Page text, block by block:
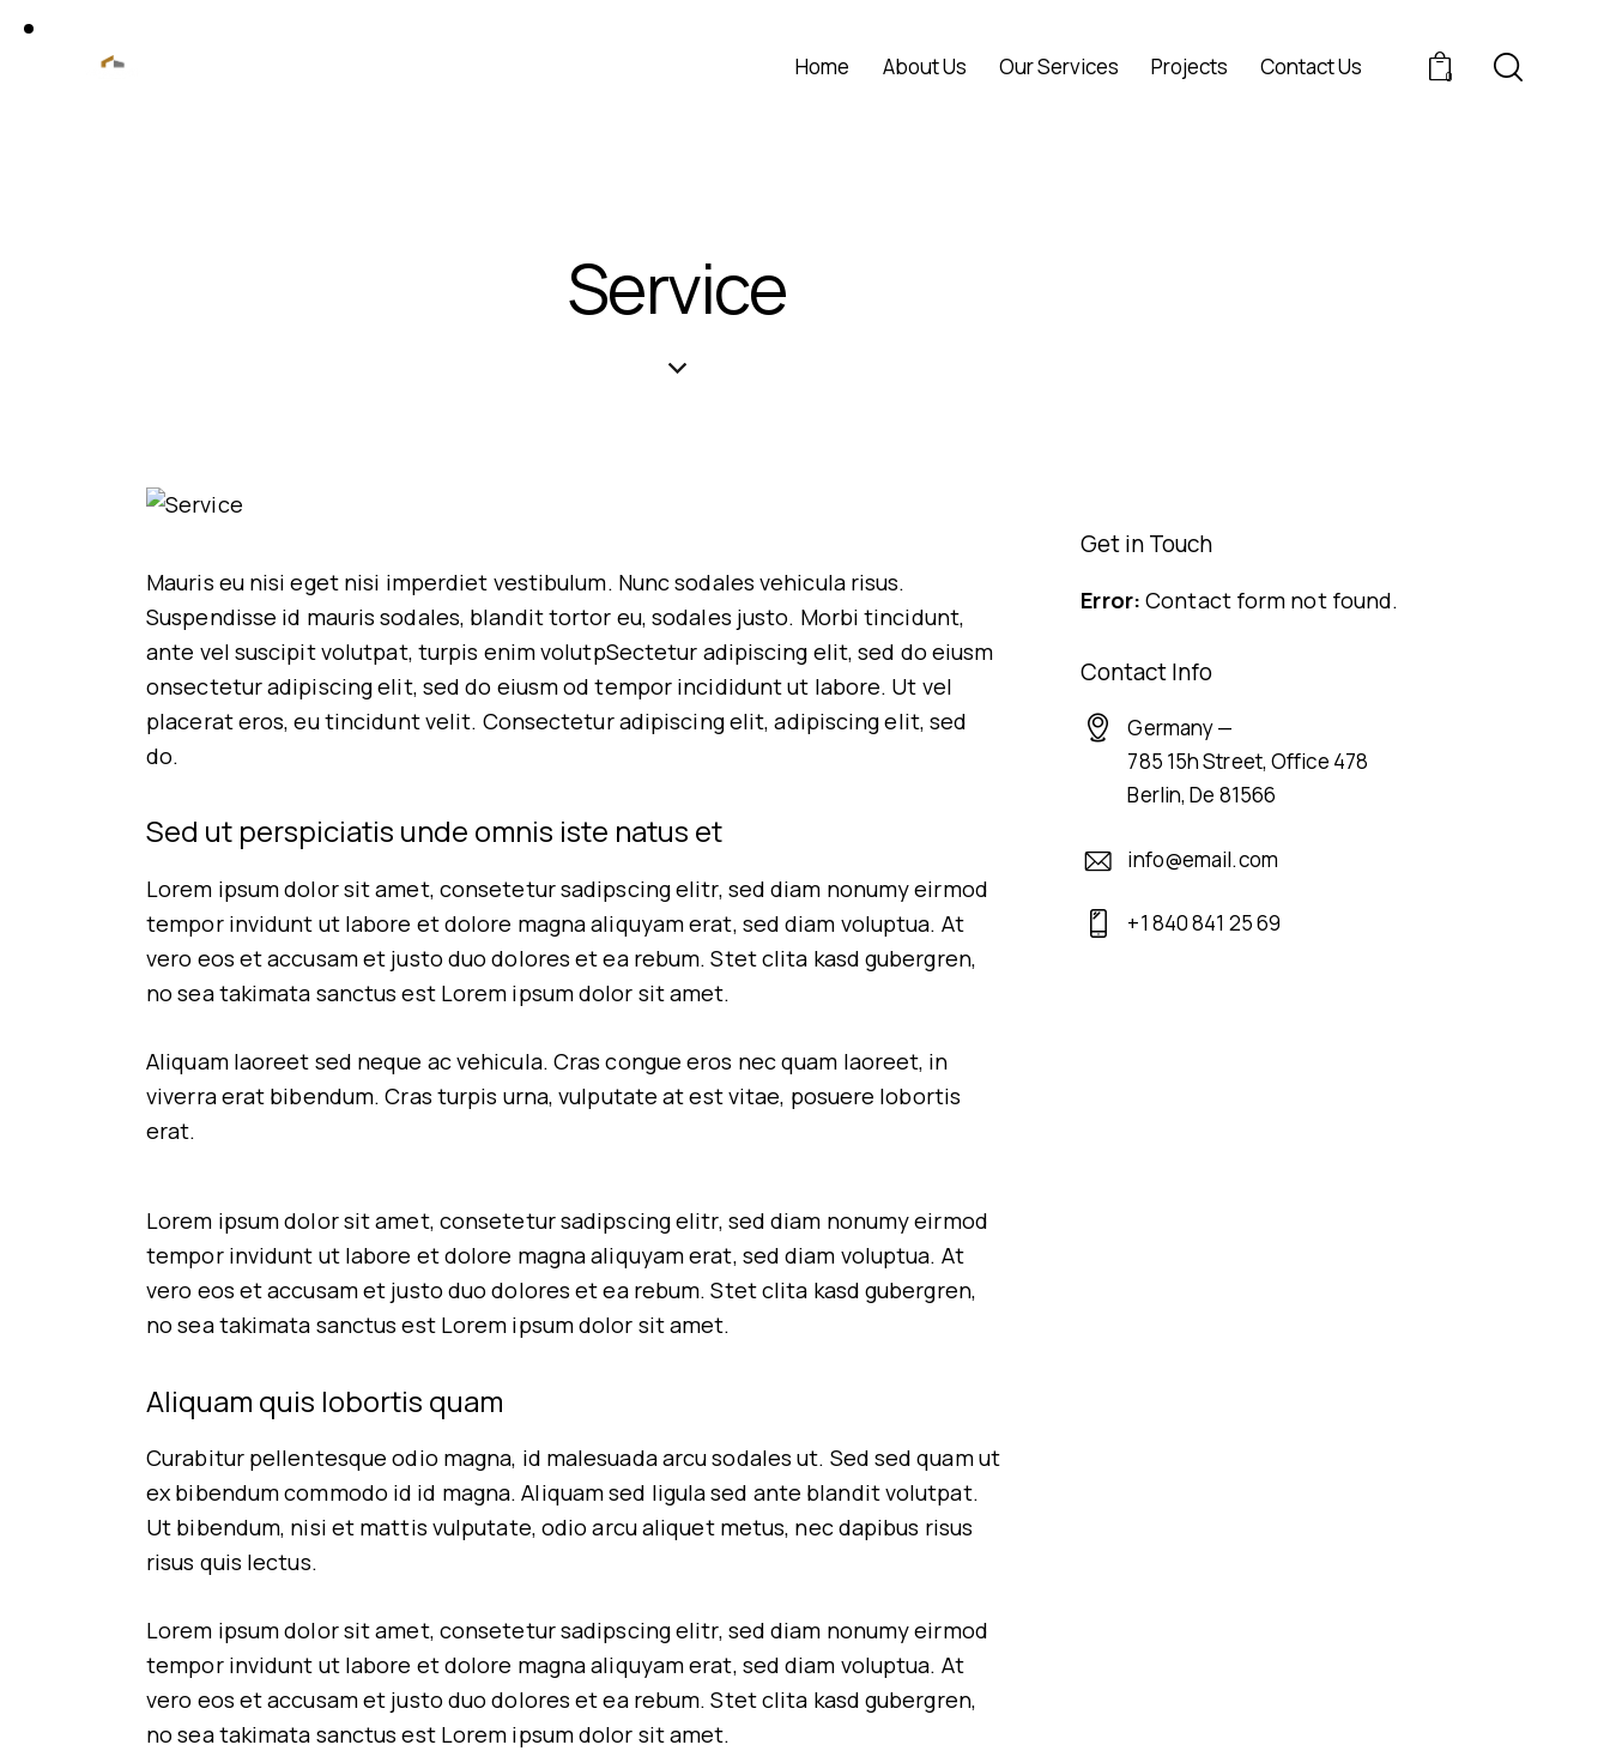
Home About Us Our Services Projects Contact Us 0
Service
Mauris eu nisi eget nisi imperdiet vestibulum. Nunc sodales vehicula risus.
Suspendisse id mauris sodales, blandit tortor eu, sodales justo. Morbi tincidunt,
ante vel suscipit volutpat, turpis enim volutpSectetur adipiscing elit, sed do eiusm
onsectetur adipiscing elit, sed do eiusm od tempor incididunt ut labore. Ut vel
placerat eros, eu tincidunt velit. Consectetur adipiscing elit, adipiscing elit, sed
do.
Sed ut perspiciatis unde omnis iste natus et
Lorem ipsum dolor sit amet, consetetur sadipscing elitr, sed diam nonumy eirmod
tempor invidunt ut labore et dolore magna aliquyam erat, sed diam voluptua. At
vero eos et accusam et justo duo dolores et ea rebum. Stet clita kasd gubergren,
no sea takimata sanctus est Lorem ipsum dolor sit amet.
Aliquam laoreet sed neque ac vehicula. Cras congue eros nec quam laoreet, in
viverra erat bibendum. Cras turpis urna, vulputate at est vitae, posuere lobortis
erat.
Lorem ipsum dolor sit amet, consetetur sadipscing elitr, sed diam nonumy eirmod
tempor invidunt ut labore et dolore magna aliquyam erat, sed diam voluptua. At
vero eos et accusam et justo duo dolores et ea rebum. Stet clita kasd gubergren,
no sea takimata sanctus est Lorem ipsum dolor sit amet.
Aliquam quis lobortis quam
Curabitur pellentesque odio magna, id malesuada arcu sodales ut. Sed sed quam ut
ex bibendum commodo id id magna. Aliquam sed ligula sed ante blandit volutpat.
Ut bibendum, nisi et mattis vulputate, odio arcu aliquet metus, nec dapibus risus
risus quis lectus.
Lorem ipsum dolor sit amet, consetetur sadipscing elitr, sed diam nonumy eirmod
tempor invidunt ut labore et dolore magna aliquyam erat, sed diam voluptua. At
vero eos et accusam et justo duo dolores et ea rebum. Stet clita kasd gubergren,
no sea takimata sanctus est Lorem ipsum dolor sit amet.
Get in Touch
Error: Contact form not found.
Contact Info
Germany —
785 15h Street, Office 478
Berlin, De 81566
info@email.com
+1 840 841 25 69